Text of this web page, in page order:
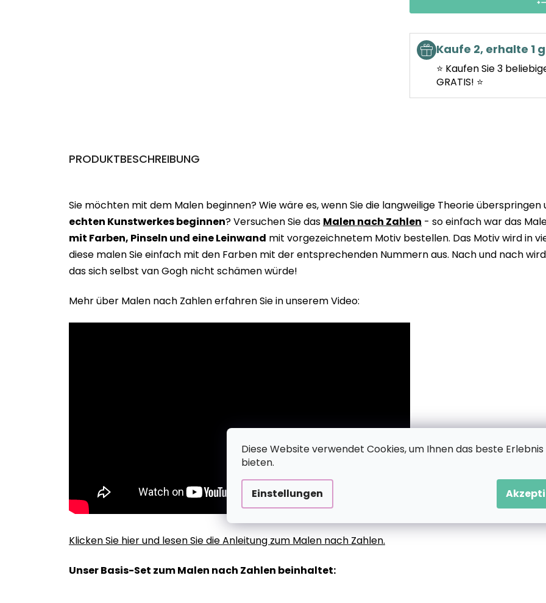
Diese Website verwendet Cookies, um Ihnen das beste Erlebnis
bieten.
Einstellungen
Kaufe 2, erhalte 1
⭐ Kaufen Sie 3
GRATIS! ⭐
PRODUKTBESCHREIBUNG
Sie möchten mit dem Malen beginnen? Wie wäre es, wenn Sie die langweilige Theorie überspringen
echten Kunstwerkes beginnen? Versuchen Sie das Malen nach Zahlen - so einfach war das
mit Farben, Pinseln und eine Leinwand mit vorgezeichnetem Motiv bestellen. Das Motiv wird in
diese malen Sie einfach mit den Farben mit der entsprechenden Nummern aus. Nach und nach
das sich selbst van Gogh nicht schämen würde!
Mehr über Malen nach Zahlen erfahren Sie in unserem Video:
Klicken Sie hier und lesen Sie die Anleitung zum Malen nach Zahlen.
Unser Basis-Set zum Malen nach Zahlen beinhaltet: